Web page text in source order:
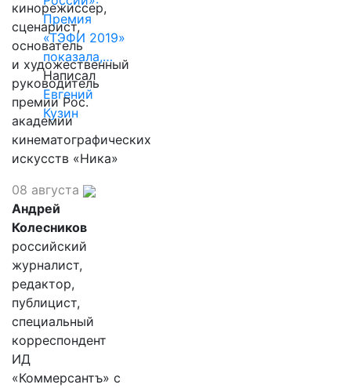
Премия
«ТЭФИ 2019»
показала,…
Написал
Евгений
Кузин
кинорежиссер,
сценарист,
основатель
и художественный
руководитель
премии Рос.
академии
кинематографических
искусств «Ника»
08 августа
Андрей
Колесников
российский
журналист,
редактор,
публицист,
специальный
корреспондент
ИД
«Коммерсантъ» с